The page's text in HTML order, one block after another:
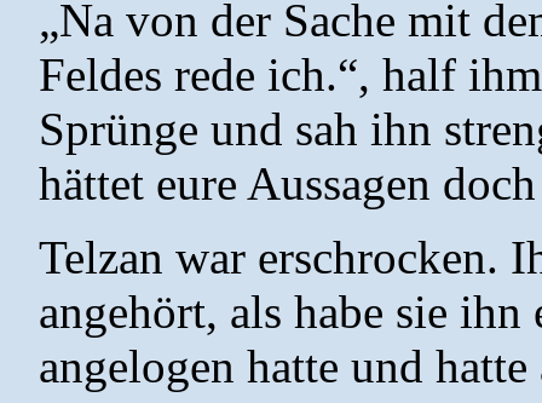
„Na von der Sache mit
Feldes rede ich.“, half
Sprünge und sah ihn
hättet eure Aussagen
Telzan war erschrocken.
angehört, als habe sie
angelogen hatte und